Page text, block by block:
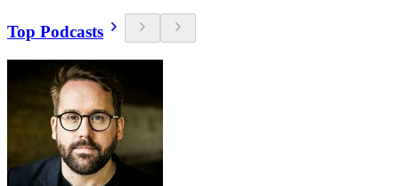
Top Podcasts